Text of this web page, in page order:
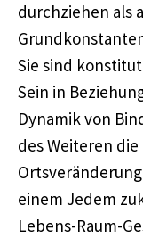
durchziehen als
Sie sind
Sein in
Dynamik von
des Weiteren
einem Jedem
Lebens-Raum-